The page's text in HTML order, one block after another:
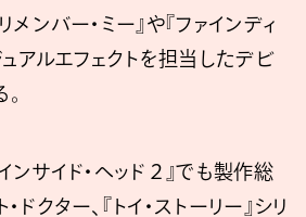
ンバー・ミー』や『ファインディ
ュアルエフェクトを担当したデビ
ンサイド・ヘッド２』でも製作総
クター、『トイ・ストーリー』シリ